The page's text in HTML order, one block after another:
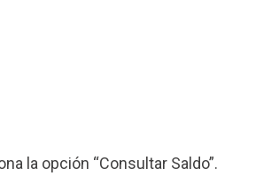
la opción “Consultar Saldo”.